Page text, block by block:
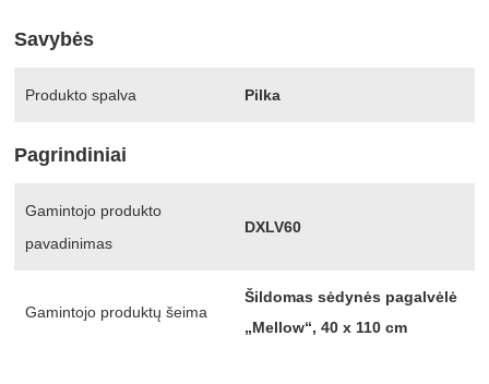
Savybės
Produkto spalva Pilka
Pagrindiniai
Gamintojo produkto
pavadinimas
DXLV60
Gamintojo produktų šeima
Šildomas sėdynės pagalvėlė
„Mellow“, 40 x 110 cm